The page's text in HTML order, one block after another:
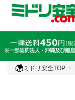
ミドリ安全TOP